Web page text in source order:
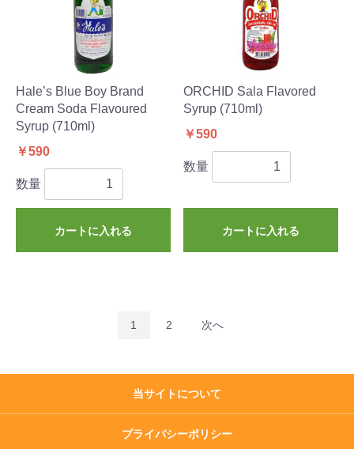
Hale’s Blue Boy Brand
Cream Soda Flavoured
Syrup (710ml)
￥590
数量
カートに入れる
ORCHID Sala Flavored
Syrup (710ml)
￥590
数量
カートに入れる
1 2 次へ
当サイトについて
プライバシーポリシー